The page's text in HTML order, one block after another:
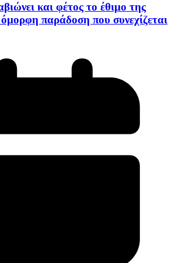
και φέτος το έθιμο της
παράδοση που συνεχίζεται